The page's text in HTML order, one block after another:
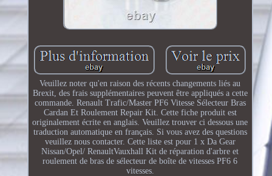
Veuillez noter qu'en raison des récents changements liés au
Brexit, des frais supplémentaires peuvent être appliqués a cette
commande. Renault Trafic/Master PF6 Vitesse Sélecteur Bras
Cardan Et Roulement Repair Kit. Cette fiche produit est
originalement écrite en anglais. Veuillez trouver ci dessous une
traduction automatique en français. Si vous avez des questions
veuillez nous contacter. Cette liste est pour 1 x Da Gear
Nissan/Opel/ RenaultVauxhall Kit de réparation d'arbre et
roulement de bras de sélecteur de boîte de vitesses PF6 6
vitesses.